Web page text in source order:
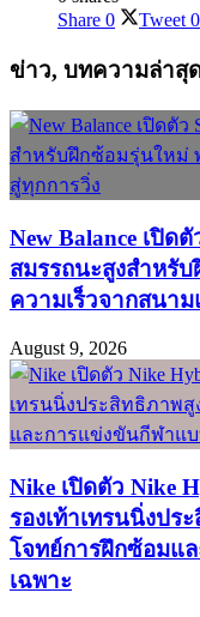
Share 0 Tweet 0
ข่าว, บทความล่าสุ
New Balance เปิด
สมรรถนะสูงสำหรั
ความเร็วจากสนา
August 9, 2026
Nike เปิดตัว Nike
รองเท้าเทรนนิ่งป
โจทย์การฝึกซ้อมแ
เฉพาะ